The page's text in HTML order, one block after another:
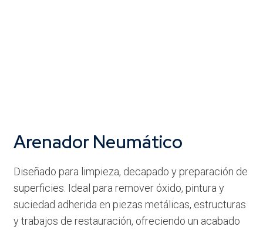
Arenador Neumático
Diseñado para limpieza, decapado y preparación de
superficies. Ideal para remover óxido, pintura y
suciedad adherida en piezas metálicas, estructuras
y trabajos de restauración, ofreciendo un acabado